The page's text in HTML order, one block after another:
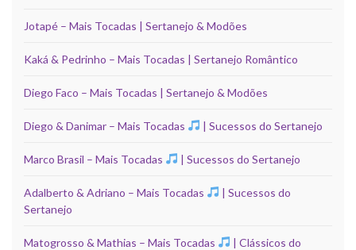
Jotapé – Mais Tocadas | Sertanejo & Modões
Kaká & Pedrinho – Mais Tocadas | Sertanejo Romântico
Diego Faco – Mais Tocadas | Sertanejo & Modões
Diego & Danimar – Mais Tocadas | Sucessos do Sertanejo
Marco Brasil – Mais Tocadas | Sucessos do Sertanejo
Adalberto & Adriano – Mais Tocadas
| Sucessos do
Sertanejo
Matogrosso & Mathias – Mais Tocadas
| Clássicos do